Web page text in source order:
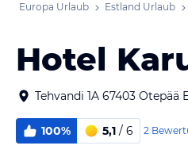
Europa Urlaub Estland Urlaub
Hotel
Tehvandi 1A 67403 Otepää
100% 5,1 / 6 2